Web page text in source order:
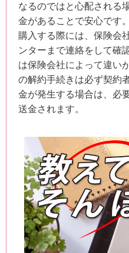
なるのではと心配される
金があることで安心です
購入する際には、保険会
ンターまで連絡をして確
は保険会社によって違い
の解約手続きは必ず契約
金が発生する場合は、必
送金されます。